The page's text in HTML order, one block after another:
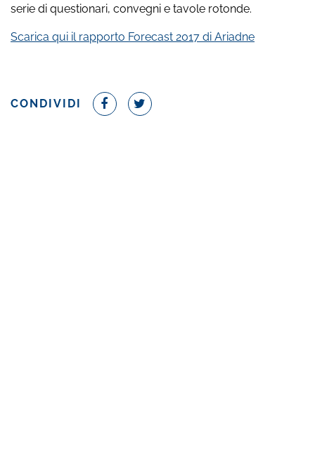
serie di questionari, convegni e tavole rotonde.
Scarica qui il rapporto Forecast 2017 di Ariadne
CONDIVIDI